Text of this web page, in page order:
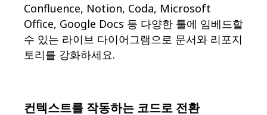
Confluence, Notion, Coda, Microsoft
Office, Google Docs 등 다양한 툴에 임베드할
수 있는 라이브 다이어그램으로 문서와 리포지
토리를 강화하세요.
컨텍스트를 작동하는 코드로 전환